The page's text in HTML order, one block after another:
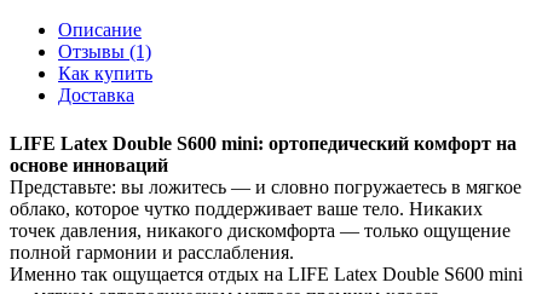
Описание
Отзывы (1)
Как купить
Доставка
LIFE Latex Double S600 mini: ортопедический комфорт на
основе инноваций
Представьте: вы ложитесь — и словно погружаетесь в мягкое
облако, которое чутко поддерживает ваше тело. Никаких
точек давления, никакого дискомфорта — только ощущение
полной гармонии и расслабления.
Именно так ощущается отдых на LIFE Latex Double S600 mini